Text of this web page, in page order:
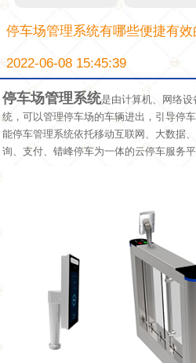
停车场管理系统有哪些便捷有
2022-06-08 15:45:39
停车场管理系统是由计算机、网络
统，可以管理停车场的车辆进出，引导停
能停车管理系统依托移动互联网、大数据
询、支付、错峰停车为一体的云停车服务平